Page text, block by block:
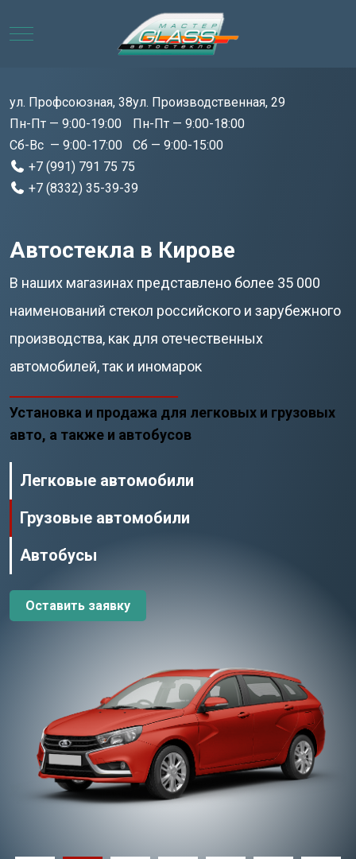
Mobile Menu Toggle
ул. Профсоюзная, 38
Пн-Пт — 9:00-19:00
Сб-Вс — 9:00-17:00
ул. Производственная, 29
Пн-Пт — 9:00-18:00
Сб — 9:00-15:00
+7 (991) 791 75 75
+7 (8332) 35-39-39
Автостекла в Кирове
В наших магазинах представлено более 35 000
наименований стекол российского и зарубежного
производства, как для отечественных
автомобилей, так и иномарок
Установка и продажа для легковых и грузовых
авто, а также и автобусов
Легковые автомобили
Грузовые автомобили
Автобусы
Оставить заявку